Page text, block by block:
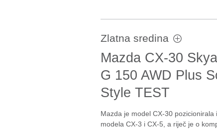
Zlatna sredina
Mazda CX-30
G 150 AWD Plus
Style TEST
Mazda je model CX-30 pozicionirala
modela CX-3 i CX-5, a riječ je o